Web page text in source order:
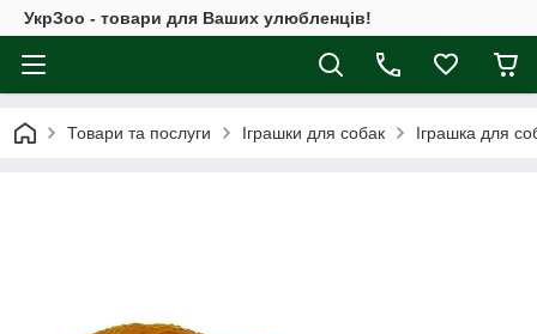
УкрЗоо - товари для Ваших улюбленців!
Товари та послуги Іграшки для собак Іграшка для